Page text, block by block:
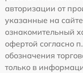
авторизации от
указанные на
ознакомительный
офертой согласно
обозначения
только в